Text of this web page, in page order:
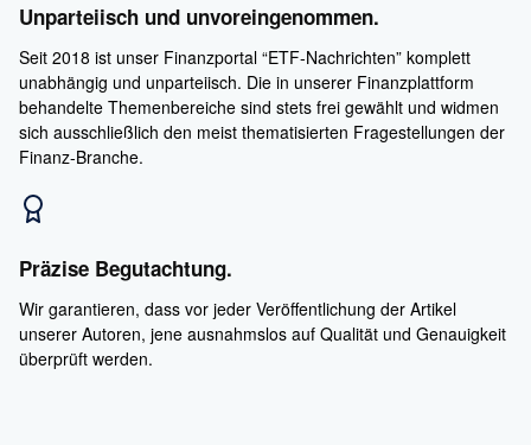
Unparteiisch und unvoreingenommen.
Seit 2018 ist unser Finanzportal “ETF-Nachrichten” komplett
unabhängig und unparteiisch. Die in unserer Finanzplattform
behandelte Themenbereiche sind stets frei gewählt und widmen
sich ausschließlich den meist thematisierten Fragestellungen der
Finanz-Branche.
Präzise Begutachtung.
Wir garantieren, dass vor jeder Veröffentlichung der Artikel
unserer Autoren, jene ausnahmslos auf Qualität und Genauigkeit
überprüft werden.